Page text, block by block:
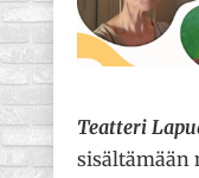
Teatteri
sisältämään